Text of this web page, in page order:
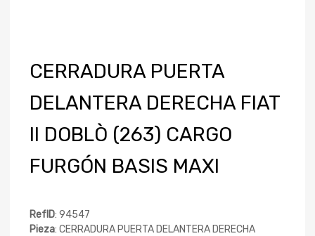
CERRADURA PUERTA
DELANTERA DERECHA FIAT
II DOBLÒ (263) CARGO
FURGÓN BASIS MAXI
RefID: 94547
Pieza: CERRADURA PUERTA DELANTERA DERECHA